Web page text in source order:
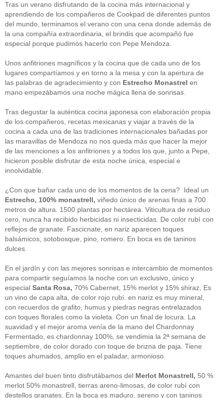
CATEGORÍAS
Alimentos(44)
America(8)
Carnes(3)
cataluña(1)
Cocina(38)
consejos(3)
El Celler de Can Roca(1)
Empresas(12)
ferran adria(10)
formación(1)
Gastronomía
Guipuzcoa
(2)
(1)
Joan Roca(2)
libros (2)
Madrid(4)
mejores-productos (3)
México(1)
Murcia
quesos(3)
Restaurantes
rutas de tapas
(2)
Setas(1)
Sin categoría(348)
solidaridad(1)
tapas (2)
" ALT="RSS" /> SUSCRÍBETE
RSS - Entradas
ADMINISTRAR
Tras un verano disfrutando de la cocina más internacional y
aprendiendo de los compañeros de Cookpad de diferentes puntos
del mundo, terminamos el verano con una cena donde además de
la una compañía extraordinaria, el brindis que acompañó fue
especial porque pudimos hacerlo con Pepe Mendoza.
Unos anfitriones magníficos y la cocina que de cada uno de los
lugares compartíamos y en torno a la mesa y con la apertura de
las palabras de agradecimiento y con Estrecho Monastrel en
mano empezábamos una noche mágica llena de sonrisas.
Tras degustar la auténtica cocina japonesa con elaboración propia
de los compañeros, recetas mexicanas y viajar a través de la
cocina a cada una de las tradiciones internacionales bañadas por
las maravillas de Mendoza no nos queda más que hacer la mejor
de las menciones a los anfitriones y a todos los que, junto a Pepe,
hicieron posible disfrutar de esta noche única, especial e
innolvidable.
¿Con que bañar cada uno de los momentos de la cena? Ideal un
Estrecho, 100% monastrell, viñedo único de arenas finas a 700
metros de altura. 1500 plantas por hectárea. Viticultura de residuo
cero, nunca ha recibido herbicidas ni insecticidas. De color rubí con
reflejos de granate. Fascicnate, en nariz aparecen toques
balsámicos, sotobosque, pino, romero. En boca es de taninos
dulces.
En el jardín y con las mejores sonrisas e intercambio de momentos
para compartir seguíamos la noche con un exclusivo, único y
especial Santa Rosa, 70% Cabernet, 15% merlot y 15% shiraz, Es
un vino de capa alta, de color rojo rubí. en nariz es muy mineral,
con recuerdos de grafito, humus y piedras negras entrelazados
con toques florales como la violeta. Con un final de locura. La
suavidad y el mejor aroma venía de la mano del Chardonnay
Fermentado, es chardonnay 100%, se vendimia la 2ª semana de
septiembre, de color dorado con toque de brizna de paja. Tiene
toques ahumados, amplio en el paladar, armonioso.
Amantes del buen tinto disfrutábamos del Merlot Monastrell, 50 %
merlot 50% monastrell, tierras areno-limosas, de color rubí con
destellos granates. En la boca es maduro, sereno y con taninos